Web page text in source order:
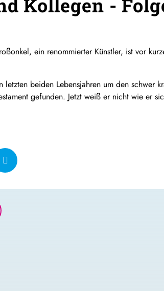
Kollegen -
ein renommierter Künstler, ist vor
beiden Lebensjahren um den schwer
gefunden. Jetzt weiß er nicht wie er